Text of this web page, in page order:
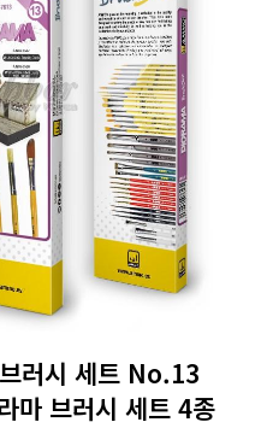
러시 세트 No.13
브러시 세트 4종